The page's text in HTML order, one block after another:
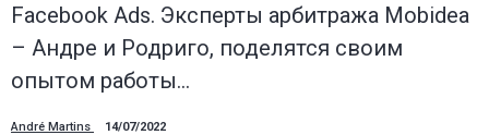
Facebook Ads. Эксперты арбитража Mobidea
– Андре и Родриго, поделятся своим
опытом работы…
André Martins 14/07/2022